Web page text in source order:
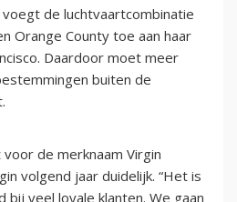
de luchtvaartcombinatie
Orange County toe aan haar
Daardoor moet meer
buiten de
de merknaam Virgin
volgend jaar duidelijk. “Het is
veel loyale klanten. We gaan